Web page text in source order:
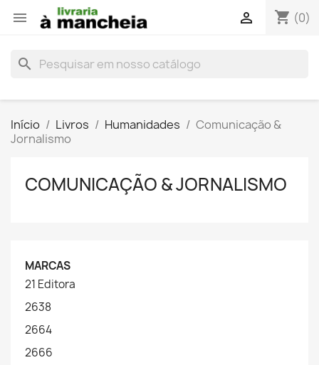
 shopping_cart (0)

search
Início Livros Humanidades
Comunicação &
Jornalismo
COMUNICAÇÃO & JORNALISMO
MARCAS
21 Editora
2638
2664
2666